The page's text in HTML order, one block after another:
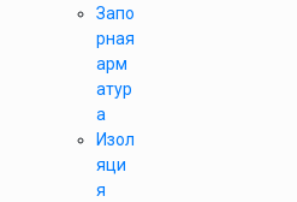
Запо
рная
арм
атур
а
Изол
яци
я